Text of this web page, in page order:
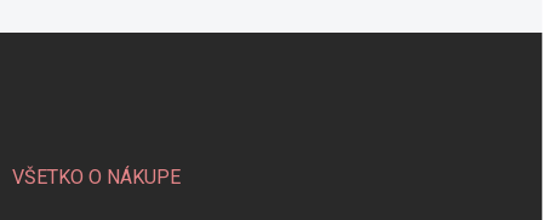
VŠETKO O NÁKUPE